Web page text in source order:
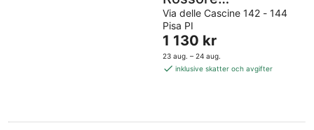
Apartments
Via delle Cascine 142 - 144
Pisa PI
Priset
är
1 130 kr
1 130 kr
23 aug. – 24 aug.
inklusive skatter och avgifter